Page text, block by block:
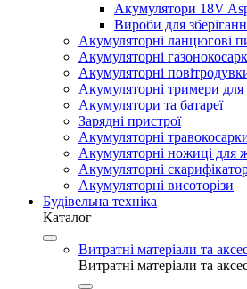
Акумулятори 18V
Вироби для
Акумуляторні ланцюгові
Акумуляторні
Акумуляторні
Акумуляторні тримери для
Акумулятори та батареї
Зарядні пристрої
Акумуляторні
Акумуляторні ножиці для
Акумуляторні
Акумуляторні висоторізи
Будівельна техніка
Каталог
Витратні матеріали та
Витратні матеріали та